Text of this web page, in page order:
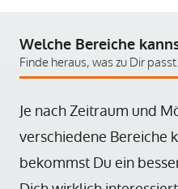
Welche Bereiche
Finde heraus, was zu Dir passt.
Je nach Zeitraum und
verschiedene Bereiche
bekommst Du ein